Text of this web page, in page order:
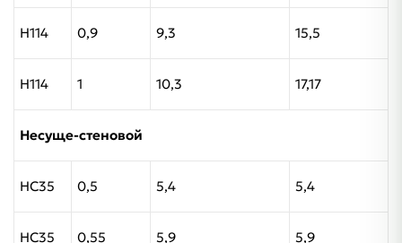
Н114 0,9 9,3 15,5
Н114 1 10,3 17,17
Несуще-стеновой
НС35 0,5 5,4 5,4
НС35 0,55 5,9 5,9